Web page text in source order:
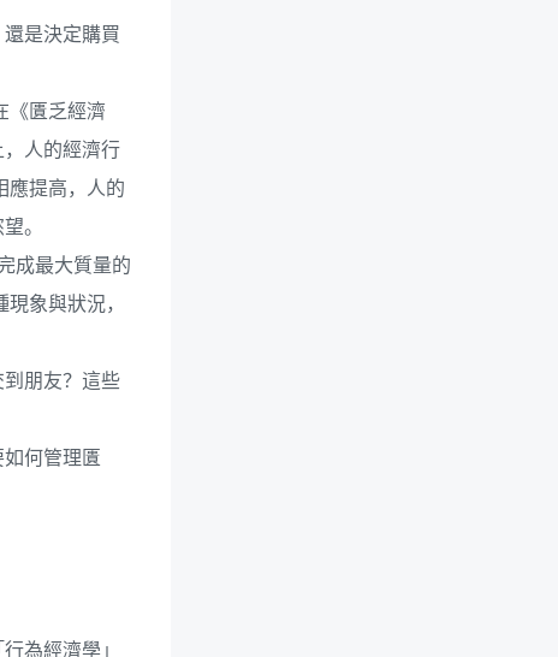
是決定購買
《匱乏經濟
人的經濟行
應提高，人的
。
成最大質量的
象與狀況，
朋友？這些
何管理匱
為經濟學」